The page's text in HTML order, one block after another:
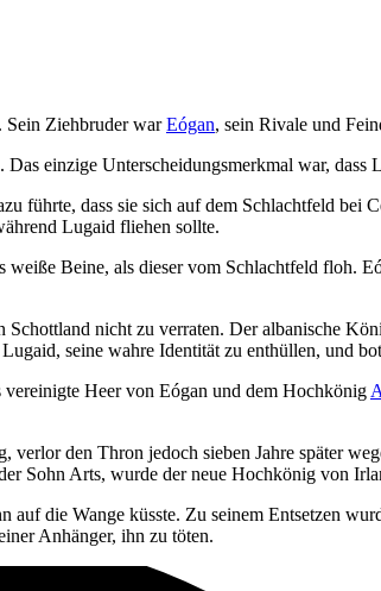
. Sein Ziehbruder warEógan, sein Rivale und
einzige Unterscheidungsmerkmal war, dass
führte, dass sie sich auf dem Schlachtfeld bei
Lugaid fliehen sollte.
Beine, als dieser vom Schlachtfeld floh.
nicht zu verraten. Der albanische
seine wahre Identität zu enthüllen, und
Heer von Eógan und dem Hochkönig
den Thron jedoch sieben Jahre später
Sohn Arts, wurde der neue Hochkönig von
auf die Wange küsste. Zu seinem Entsetzen
Anhänger, ihn zu töten.